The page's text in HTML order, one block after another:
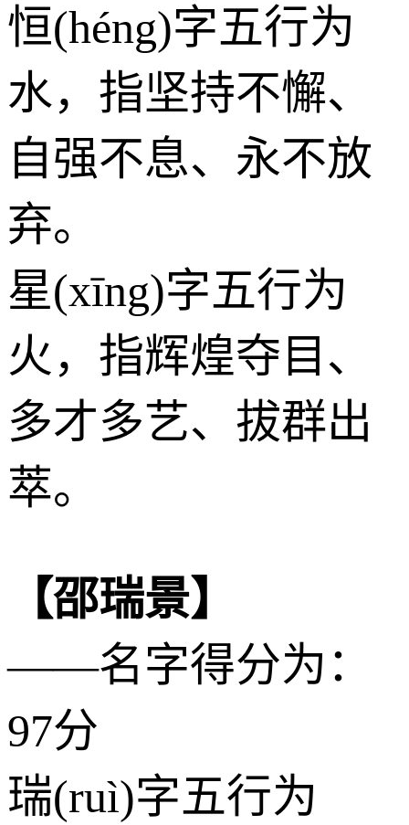
恒(héng)字五行为
水，指坚持不懈、
自强不息、永不放
弃。
星(xīng)字五行为
火 ，指辉煌夺目、
多才多艺、拔群出
萃。
【邵瑞景】
——名字得分为：
97分
瑞(ruì)字五行为